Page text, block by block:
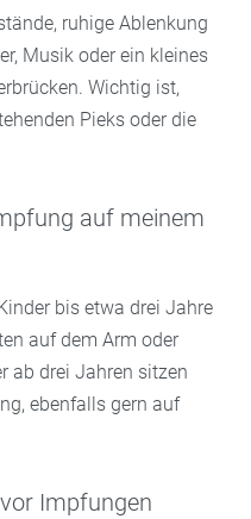
ruhige Ablenkung
Musik oder ein kleines
Wichtig ist,
Pieks oder die
auf meinem
bis etwa drei Jahre
auf dem Arm oder
ab drei Jahren sitzen
ebenfalls gern auf
Impfungen